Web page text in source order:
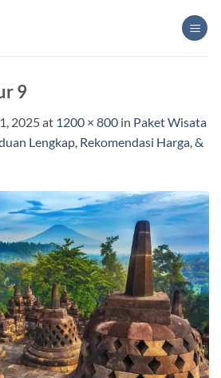
9
2025at 1200 × 800 in Paket Wisata
Lengkap, Rekomendasi Harga, &